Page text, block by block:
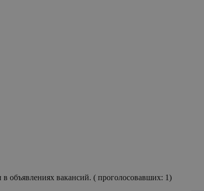
Реальная зарплата на -28.57% ниже, чем заявленная на собеседовании и в объявлениях вакансий. ( проголосовавших: 1)